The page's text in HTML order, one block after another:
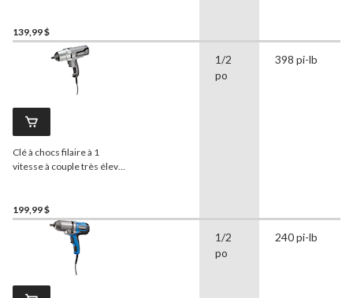
1/2 po
139,99 $
Clé à chocs filaire à 1
vitesse à couple très élevé
1/2 po
199,99 $
1/2
po
398 pi-lb
1/2
po
240 pi-lb